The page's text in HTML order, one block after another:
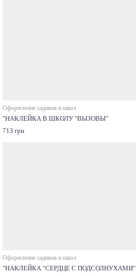
Оформление садиков и школ
"НАКЛЕЙКА В ШКОЛУ "ВЫЗОВЫ"
713 грн
Оформление садиков и школ
"НАКЛЕЙКА "СЕРДЦЕ С ПОДСОЛНУХАМИ"